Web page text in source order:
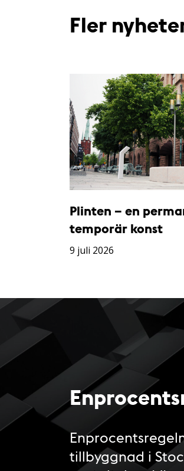
Fler
Plinten – en
temporär konst
9 juli 2026
tillbyggnad i